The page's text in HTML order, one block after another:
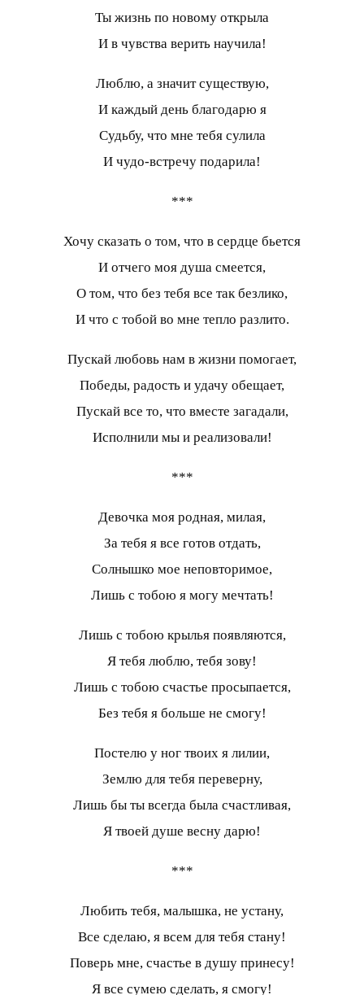
Ты жизнь по новому открыла
И в чувства верить научила!
Люблю, а значит существую,
И каждый день благодарю я
Судьбу, что мне тебя сулила
И чудо-встречу подарила!
***
Хочу сказать о том, что в сердце бьется
И отчего моя душа смеется,
О том, что без тебя все так безлико,
И что с тобой во мне тепло разлито.
Пускай любовь нам в жизни помогает,
Победы, радость и удачу обещает,
Пускай все то, что вместе загадали,
Исполнили мы и реализовали!
***
Девочка моя родная, милая,
За тебя я все готов отдать,
Солнышко мое неповторимое,
Лишь с тобою я могу мечтать!
Лишь с тобою крылья появляются,
Я тебя люблю, тебя зову!
Лишь с тобою счастье просыпается,
Без тебя я больше не смогу!
Постелю у ног твоих я лилии,
Землю для тебя переверну,
Лишь бы ты всегда была счастливая,
Я твоей душе весну дарю!
***
Любить тебя, малышка, не устану,
Все сделаю, я всем для тебя стану!
Поверь мне, счастье в душу принесу!
Я все сумею сделать, я смогу!